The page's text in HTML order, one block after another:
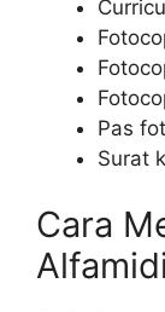
Pas
Surat
Cara
Alfamidi